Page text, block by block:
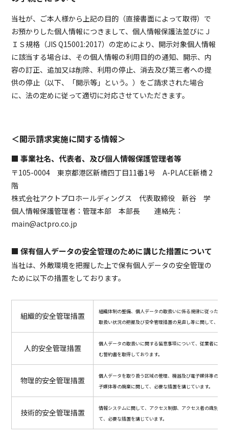
当社が、ご本人様から上記の目的（直接書面によって取得）で
お預かりした個人情報につきまして、個人情報保護法並びにＪ
ＩＳ規格（JIS Q15001:2017）の定めにより、開示対象個人情報
に該当する場合は、その個人情報の利用目的の通知、開示、内
容の訂正、追加又は削除、利用の停止、消去及び第三者への提
供の停止（以下、「開示等」という。）をご請求された場合
に、法の定めに従って適切に対応させていただきます。
＜開示請求実施に関する情報＞
■ 事業社名、代表者、及び個人情報保護管理者等
〒105-0004 東京都港区新橋四丁目11番1号 A-PLACE新橋 2
階
株式会社アクトプロホールディングス 代表取締役 新谷 学
個人情報保護管理者：管理本部 本部長 連絡先：
main@actpro.co.jp
■ 保有個人データの安全管理のために講じた措置について
当社は、外敵環境を把握した上で保有個人データの安全管理の
ために以下の措置をしております。
組織的安全管理措置
組織体制の整備、個人データの取扱いに係る規律に従った運
取扱い状況の把握及び安全管理措置の見直し等に関して、必
人的安全管理措置
個人データの取扱いに関する留意事項について、従業者に定
む誓約書を取得しております。
物理的安全管理措置
個人データを取り扱う区域の管理、機器及び電子媒体等の盗
子媒体等の廃棄に関して、必要な措置を講じています。
技術的安全管理措置
情報システムに関して、アクセス制御、アクセス者の識別と
て、必要な措置を講じています。